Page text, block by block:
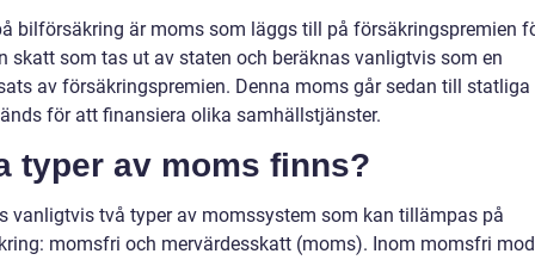
bilförsäkring är moms som läggs till på försäkringspremien
skatt som tas ut av staten och beräknas vanligtvis som en
av försäkringspremien. Denna moms går sedan till
för att finansiera olika samhällstjänster.
typer av moms finns?
vanligtvis två typer av momssystem som kan tillämpas på
momsfri och mervärdesskatt (moms). Inom momsfri